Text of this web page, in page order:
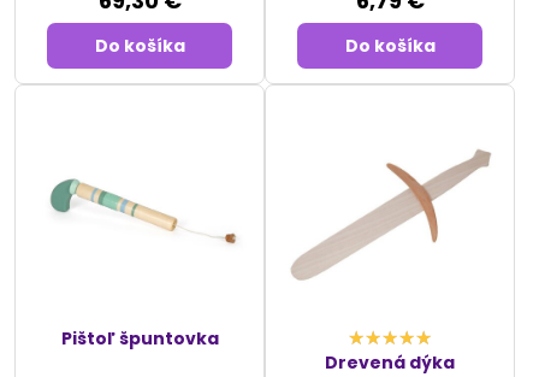
Do košíka Do košíka
Pištoľ špuntovka
Drevená dýka